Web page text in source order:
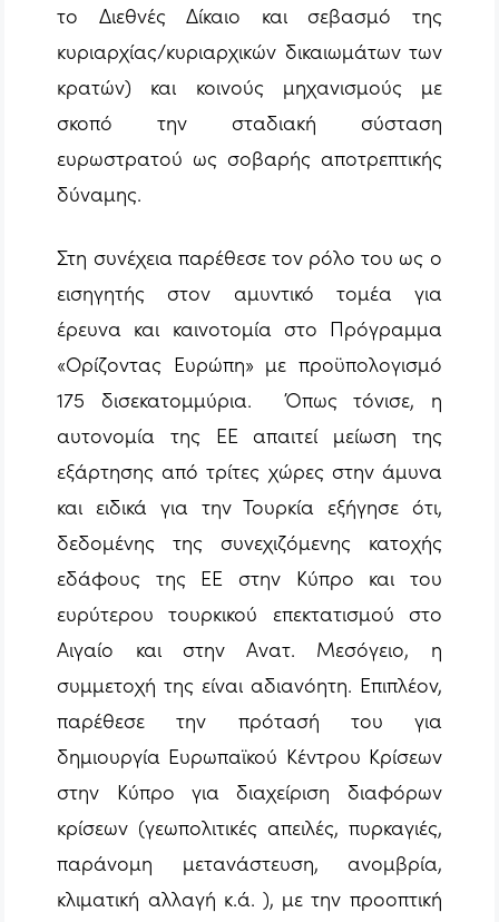
το Διεθνές Δίκαιο και σεβασμό της
κυριαρχίας/κυριαρχικών δικαιωμάτων των
κρατών) και κοινούς μηχανισμούς με
σκοπό την σταδιακή σύσταση
ευρωστρατού ως σοβαρής αποτρεπτικής
δύναμης.
Στη συνέχεια παρέθεσε τον ρόλο του ως ο
εισηγητής στον αμυντικό τομέα για
έρευνα και καινοτομία στο Πρόγραμμα
«Ορίζοντας Ευρώπη» με προϋπολογισμό
175 δισεκατομμύρια. Όπως τόνισε, η
αυτονομία της ΕΕ απαιτεί μείωση της
εξάρτησης από τρίτες χώρες στην άμυνα
και ειδικά για την Τουρκία εξήγησε ότι,
δεδομένης της συνεχιζόμενης κατοχής
εδάφους της ΕΕ στην Κύπρο και του
ευρύτερου τουρκικού επεκτατισμού στο
Αιγαίο και στην Ανατ. Μεσόγειο, η
συμμετοχή της είναι αδιανόητη. Επιπλέον,
παρέθεσε την πρότασή του για
δημιουργία Ευρωπαϊκού Κέντρου Κρίσεων
στην Κύπρο για διαχείριση διαφόρων
κρίσεων (γεωπολιτικές απειλές, πυρκαγιές,
παράνομη μετανάστευση, ανομβρία,
κλιματική αλλαγή κ.ά. ), με την προοπτική